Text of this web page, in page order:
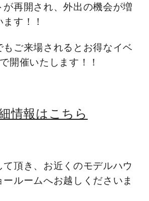
アフターフォロー
が再開され、外出の機会が増
す！！
もご来場されるとお得なイベ
開催いたします！！
情報はこちら
頂き、お近くのモデルハウ
ールームへお越しくださいま